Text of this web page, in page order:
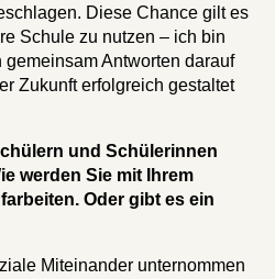
Diese Chance gilt es
Schule zu nutzen – ich bin
Antworten darauf
Zukunft erfolgreich gestaltet
und Schülerinnen
werden Sie mit Ihrem
Oder gibt es ein
Miteinander unternommen